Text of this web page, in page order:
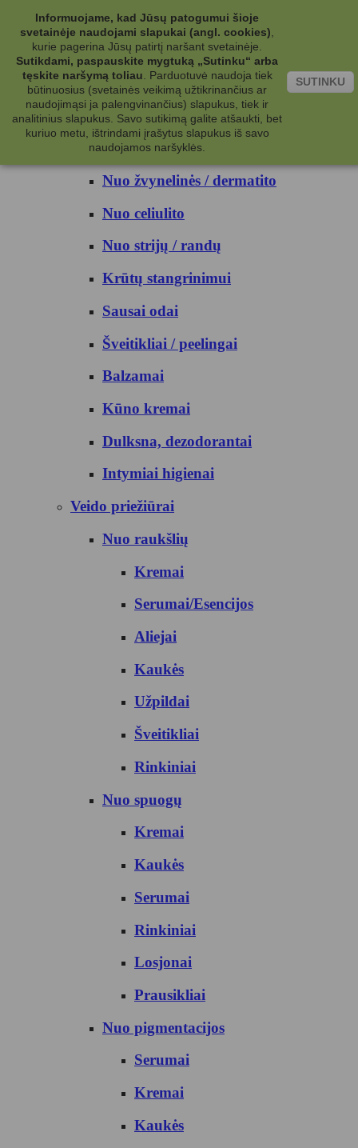
Kategorijos
Kosmetika
Kūno priežiūrai
Nuo prakaito
Kūno prausikliai
Nuo žvynelinės / dermatito
Nuo celiulito
Nuo strijų / randų
Krūtų stangrinimui
Sausai odai
Šveitikliai / peelingai
Balzamai
Kūno kremai
Dulksna, dezodorantai
Intymiai higienai
Veido priežiūrai
Nuo raukšlių
Kremai
Serumai/Esencijos
Aliejai
Kaukės
Užpildai
Šveitikliai
Rinkiniai
Nuo spuogų
Kremai
Kaukės
Serumai
Rinkiniai
Losjonai
Prausikliai
Nuo pigmentacijos
Serumai
Kremai
Kaukės
Informuojame, kad Jūsų patogumui šioje
svetainėje naudojami slapukai (angl. cookies)
kurie pagerina Jūsų patirtį naršant svetainėje.
Sutikdami, paspauskite mygtuką „Sutinku“ arba
tęskite naršymą toliau
Parduotuvė naudoja tiek
būtinuosius (svetainės veikimą užtikrinančius ar
naudojimąsi ja palengvinančius) slapukus, tiek ir
analitinius slapukus. Savo sutikimą galite atšaukti, bet
kuriuo metu, ištrindami įrašytus slapukus iš savo
naudojamos naršyklės.
SUTINKU